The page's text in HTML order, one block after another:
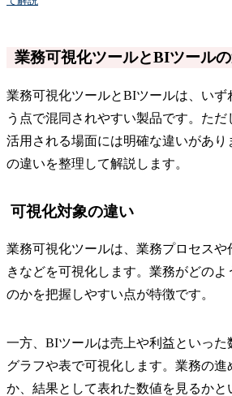
業務可視化ツールとBIツール
業務可視化ツールとBIツールは、い
う点で混同されやすい製品です。た
活用される場面には明確な違いがあ
の違いを整理して解説します。
可視化対象の違い
業務可視化ツールは、業務プロセスや
きなどを可視化します。業務がどのよ
のかを把握しやすい点が特徴です。
一方、BIツールは売上や利益といった
グラフや表で可視化します。業務の進
か、結果として表れた数値を見るか